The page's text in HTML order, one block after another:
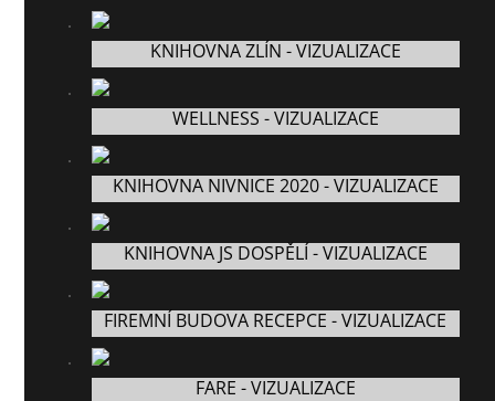
KNIHOVNA ZLÍN - VIZUALIZACE
WELLNESS - VIZUALIZACE
KNIHOVNA NIVNICE 2020 - VIZUALIZACE
KNIHOVNA JS DOSPĚLÍ - VIZUALIZACE
FIREMNÍ BUDOVA RECEPCE - VIZUALIZACE
FARE - VIZUALIZACE